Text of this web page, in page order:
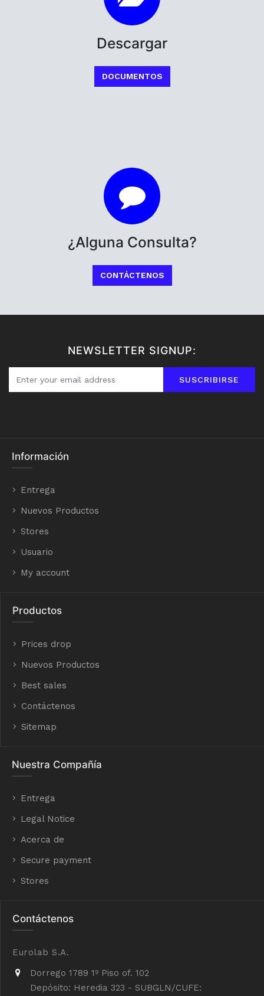
Descargar
DOCUMENTOS
¿Alguna Consulta?
CONTÁCTENOS
NEWSLETTER SIGNUP:
SUSCRIBIRSE
Información
Entrega
Nuevos Productos
Stores
Usuario
My account
Productos
Prices drop
Nuevos Productos
Best sales
Contáctenos
Sitemap
Nuestra Compañía
Entrega
Legal Notice
Acerca de
Secure payment
Stores
Contáctenos
Eurolab S.A.
Dorrego 1789 1º Piso of. 102
Depósito: Heredia 323 - SUBGLN/CUFE: